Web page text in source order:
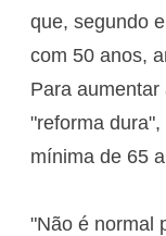
que, segundo
com 50 anos,
Para
"reforma
mínima de 65
"Não é normal